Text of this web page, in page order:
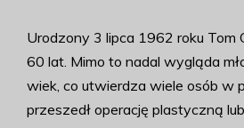
Urodzony 3 lipca 1962 roku Tom
60 lat. Mimo to nadal wygląda
wiek, co utwierdza wiele osób w
przeszedł operację plastyczną